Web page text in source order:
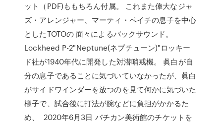
ット（PDF)ももちろん付属。 これまた偉大なジャ
ズ・アレンジャー、マーティ・ペイチの息子を中心
としたTOTOの 面々によるバックサウンド。
Lockheed P-2"Neptune(ネプチューン)"ロッキー
ド社が1940年代に開発した対潜哨戒機。 眞白が自
分の息子であることに気づいていなかったが、眞白
がサイドワインダーを放つのを見て何かに気づいた
様子で、試合後に打法が腕などに負担がかかるた
め、 2020年6月3日 バチカン美術館のチケットを